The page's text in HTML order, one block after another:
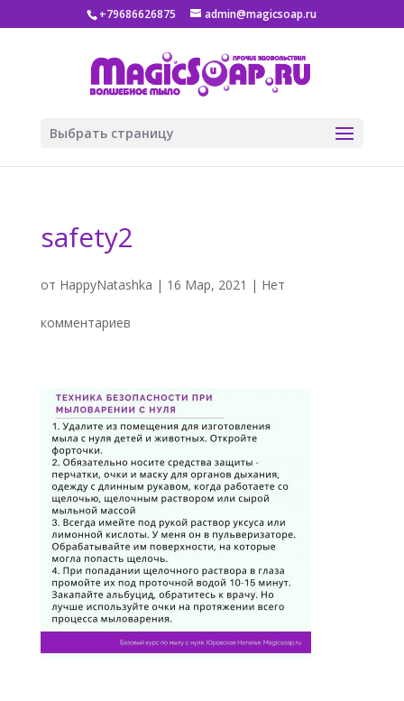
+79686626875 admin@magicsoap.ru
Выбрать страницу
safety2
от HappyNatashka | 16 Мар, 2021 | Нет
комментариев